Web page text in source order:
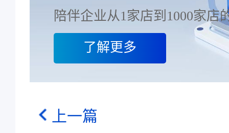
陪伴企业从1家店到1000家店
了解更多
上一篇